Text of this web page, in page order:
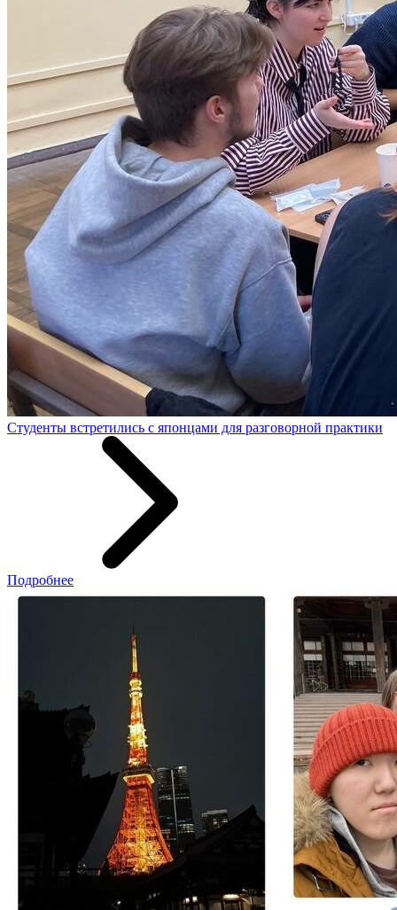
Студенты встретились с японцами для разговорной практики
Подробнее